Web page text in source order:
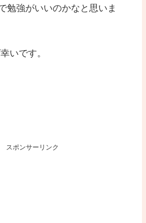
勉強がいいのかなと思いま
いです。
スポンサーリンク